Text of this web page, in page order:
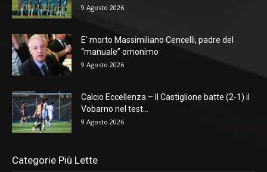
9 Agosto 2026
E’ morto Massimiliano Cencelli, padre del
“manuale” omonimo
9 Agosto 2026
Calcio Eccellenza – Il Castiglione batte (2-1) il
Vobarno nel test...
9 Agosto 2026
Categorie Più Lette